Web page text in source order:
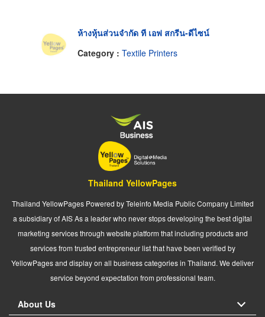
ห้างหุ้นส่วนจำกัด ที เอฟ สกรีน-ดีไซน์
Category : Textile Printers
Thailand YellowPages
Thailand YellowPages Powered by Teleinfo Media Public Company Limited
a subsidiary of AIS As a leader who never stops developing the best digital
marketing services through website platform that including products and
services from trusted entrepreneur list that have been verified by
YellowPages and display on all business categories in Thailand. We deliver
service beyond expectation from professional team.
About Us